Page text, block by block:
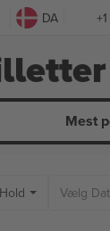
DA +1
Mest
Hold